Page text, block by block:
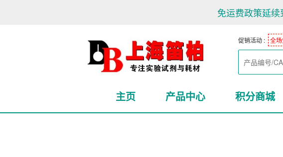
免运费政策延续
促销活动 : 全
主页 产品中心 积分商城